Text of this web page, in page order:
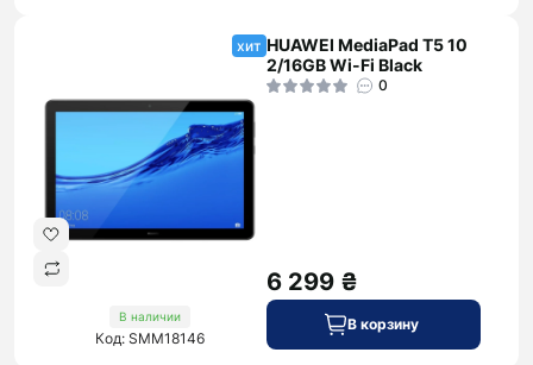
хит
В наличии
Код: SMM18146
HUAWEI MediaPad T5 10
2/16GB Wi-Fi Black
0
6 299 ₴
В корзину